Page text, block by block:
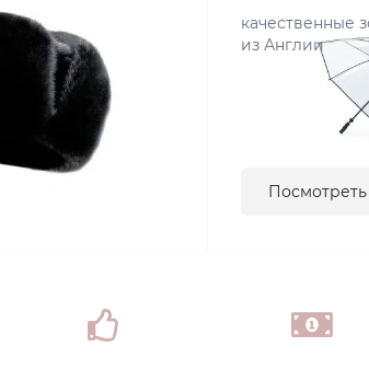
качественные
из Англии
Посмотреть